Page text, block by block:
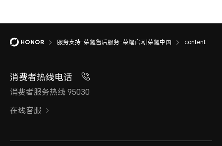
服务支持-荣耀售后服务-荣耀官网|荣耀中国 content
消费者热线电话
消费者服务热线 95030
在线客服